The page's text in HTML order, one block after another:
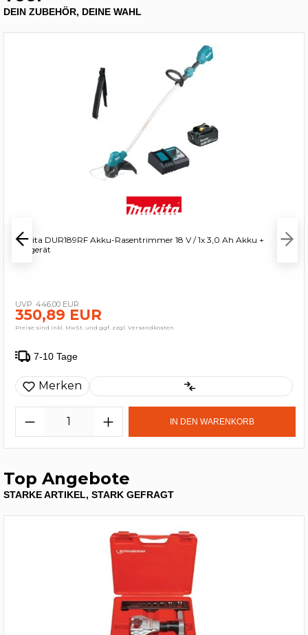
DEIN ZUBEHÖR, DEINE WAHL
Makita DUR189RF Akku-Rasentrimmer 18 V / 1x 3,0 Ah Akku +
Ladgerät
446,00 EUR
350,89 EUR
Preise sind inkl. MwSt. und ggf. zzgl. Versandkosten
7-10 Tage
Merken
IN DEN WARENKORB
Top Angebote
STARKE ARTIKEL, STARK GEFRAGT